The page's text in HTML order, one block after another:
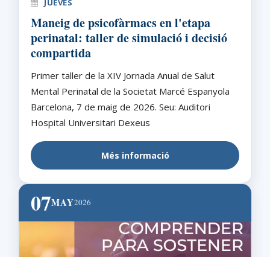
JUEVES
Maneig de psicofàrmacs en l'etapa
perinatal: taller de simulació i decisió
compartida
Primer taller de la XIV Jornada Anual de Salut
Mental Perinatal de la Societat Marcé Espanyola
Barcelona, 7 de maig de 2026. Seu: Auditori
Hospital Universitari Dexeus
Més informació
07MAY2026